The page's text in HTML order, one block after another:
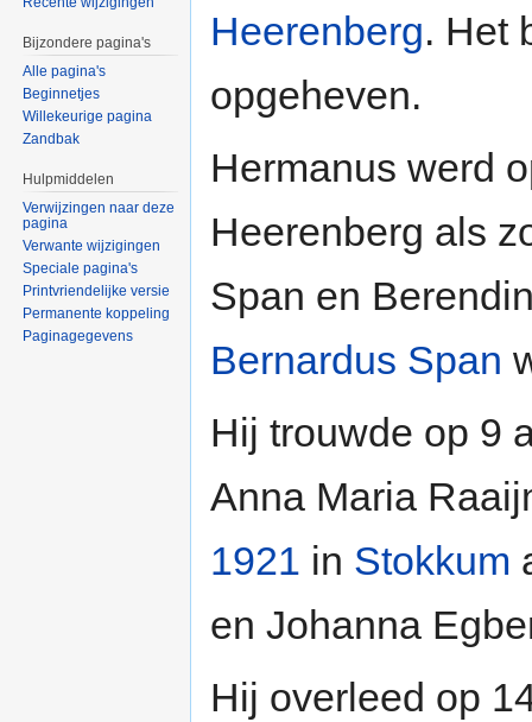
Heerenberg. Het
opgeheven.
Hermanus werd
Heerenberg als
Span en
Bernardus Span
Hij trouwde op 9
Anna Maria
1921 in Stokkum
en Johanna
Hij overleed op
Bijzondere pagina's
Alle pagina's
Beginnetjes
Willekeurige pagina
Zandbak
Hulpmiddelen
Verwijzingen naar deze
pagina
Verwante wijzigingen
Speciale pagina's
Printvriendelijke versie
Permanente koppeling
Paginagegevens